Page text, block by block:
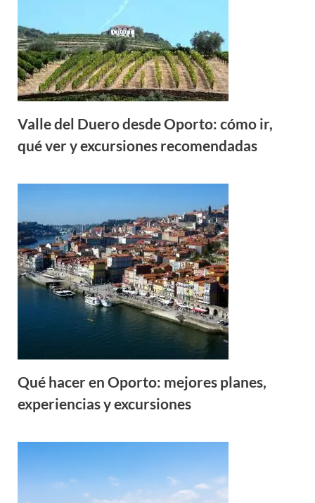
Valle del Duero desde Oporto: cómo ir,
qué ver y excursiones recomendadas
Qué hacer en Oporto: mejores planes,
experiencias y excursiones